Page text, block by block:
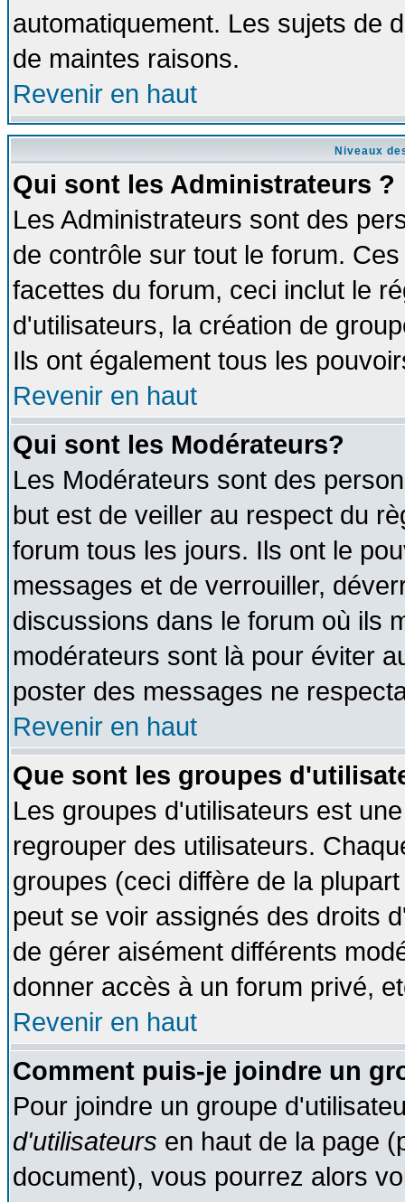
automatiquement. Les sujets de
de maintes raisons.
Revenir en haut
Niveaux
Qui sont les Administrateurs ?
Les Administrateurs sont des
de contrôle sur tout le forum.
facettes du forum, ceci inclut le
d'utilisateurs, la création de
Ils ont également tous les
Revenir en haut
Qui sont les Modérateurs?
Les Modérateurs sont des
but est de veiller au respect du
forum tous les jours. Ils ont le
messages et de verrouiller,
discussions dans le forum où ils
modérateurs sont là pour éviter
poster des messages ne
Revenir en haut
Que sont les groupes
Les groupes d'utilisateurs est
regrouper des utilisateurs.
groupes (ceci diffère de la
peut se voir assignés des droits
de gérer aisément différents
donner accès à un forum privé,
Revenir en haut
Comment puis-je joindre un
Pour joindre un groupe
d'utilisateurs en haut de la page
document), vous pourrez alors